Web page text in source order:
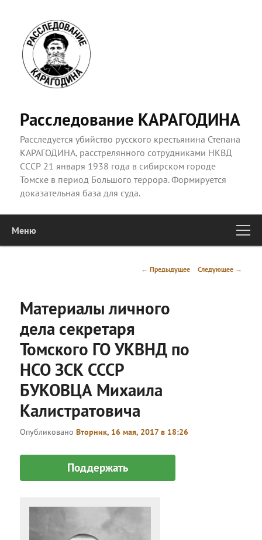
Расследование КАРАГОДИНА
Расследуется убийство русского крестьянина Степана
КАРАГОДИНА, расстрелянного сотрудниками НКВД
СССР 21 января 1938 года в сибирском городе
Томске в период Большого террора. Формируется
доказательная база для суда.
Меню
Навигация
← Предыдущее Следующее →
Материалы личного
дела секретаря
Томского ГО УКВНД по
НСО ЗСК СССР
БУКОВЦА Михаила
Калистратовича
ОпубликованоВторник, 16 мая, 2017 в 18:26
Поддержать